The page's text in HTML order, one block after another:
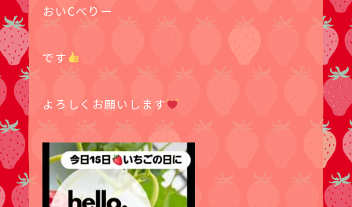
おいCべりー
です︎︎
よろしくお願いします